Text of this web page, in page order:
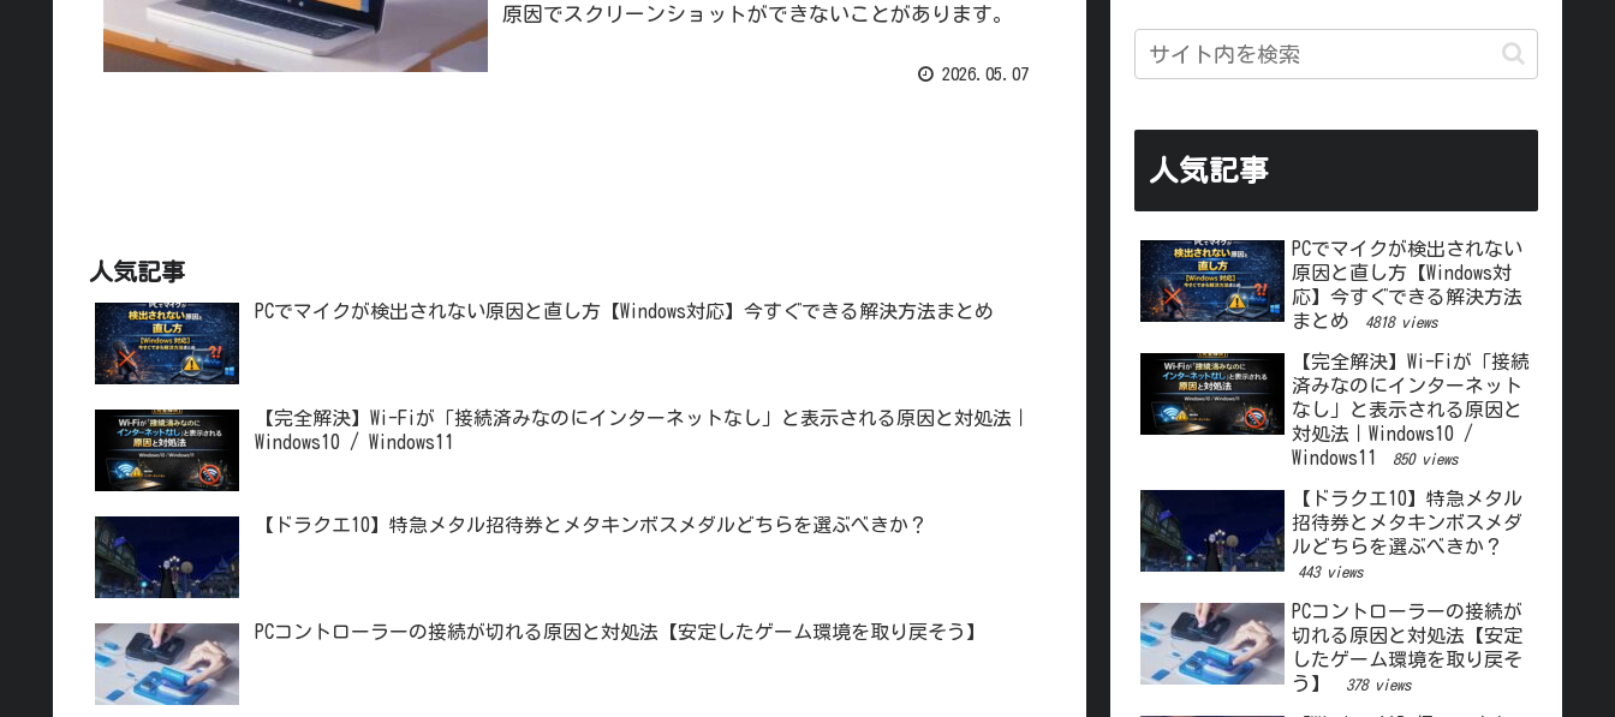
原因でスクリーンショットができないことがあります。
2026.05.07
人気記事
PCでマイクが検出されない原因と直し方【Windows対応】今すぐできる解決方法まとめ
【完全解決】Wi-Fiが「接続済みなのにインターネットなし」と表示される原因と対処法｜
Windows10 / Windows11
【ドラクエ10】特急メタル招待券とメタキンボスメダルどちらを選ぶべきか？
PCコントローラーの接続が切れる原因と対処法【安定したゲーム環境を取り戻そう】
人気記事
PCでマイクが検出されない
原因と直し方【Windows対
応】今すぐできる解決方法
まとめ
4818 views
【完全解決】Wi-Fiが「接続
済みなのにインターネット
なし」と表示される原因と
対処法｜Windows10 /
Windows11
850 views
【ドラクエ10】特急メタル
招待券とメタキンボスメダ
ルどちらを選ぶべきか？
443 views
PCコントローラーの接続が
切れる原因と対処法【安定
したゲーム環境を取り戻そ
う】
378 views